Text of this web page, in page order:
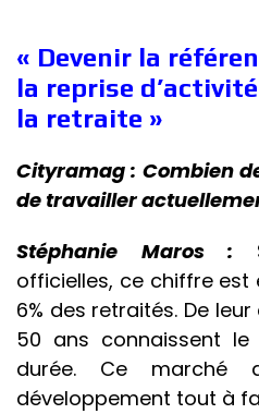
« Devenir la
la reprise
la retraite »
Cityramag : Combien
de travailler
Stéphanie Maros :
officielles, ce chiffre est
6% des retraités. De
50 ans connaissent
durée. Ce
développement tout à